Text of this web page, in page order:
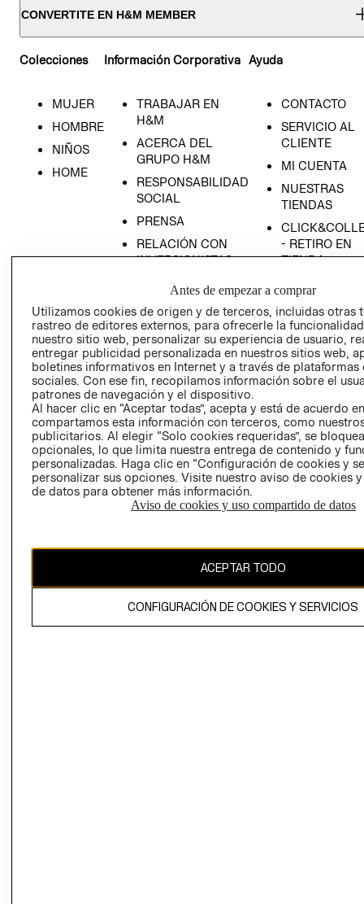
CONVERTITE EN H&M MEMBER
Colecciones
MUJER
HOMBRE
NIÑOS
HOME
Información Corporativa
TRABAJAR EN
H&M
ACERCA DEL
GRUPO H&M
RESPONSABILIDAD
SOCIAL
PRENSA
RELACIÓN CON
INVERSIONISTAS
POLÍTICA
EMPRESARIAL
Ayuda
CONTACTO
SERVICIO AL
CLIENTE
MI CUENTA
NUESTRAS
TIENDAS
- RETIRO EN
TIENDA
CONDICIONES
AVISO DE
PRIVACIDAD
GIFT CARD
AVISO DE
El contenido de esta página web está protegido por copyright y es
propiedad de H&M Hennes & Mauritz AB.
Antes de empezar a comprar
Utilizamos cookies de origen y de terceros, incluidas otras
rastreo de editores externos, para ofrecerle la
nuestro sitio web, personalizar su experiencia de usuario,
entregar publicidad personalizada en nuestros sitios web,
boletines informativos en Internet y a través de plataformas
sociales. Con ese fin, recopilamos información sobre el
patrones de navegación y el dispositivo.
Al hacer clic en “Aceptar todas”, acepta y está de acuerdo
compartamos esta información con terceros, como
publicitarios. Al elegir “Solo cookies requeridas”, se
opcionales, lo que limita nuestra entrega de contenido y
personalizadas. Haga clic en “Configuración de cookies y
personalizar sus opciones. Visite nuestro aviso de cookies
de datos para obtener más información.
Aviso de cookies y uso compartido de datos
ACEPTAR TODO
CONFIGURACIÓN DE COOKIES Y SERVICIOS